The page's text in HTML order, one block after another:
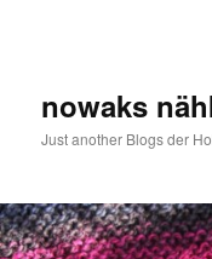
nowaks
Just another Blogs der